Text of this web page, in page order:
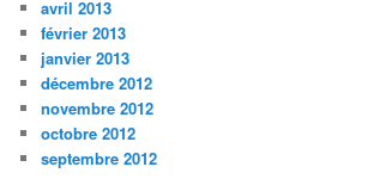
avril 2013
février 2013
janvier 2013
décembre 2012
novembre 2012
octobre 2012
septembre 2012